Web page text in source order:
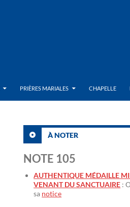
PRIÈRES MARIALES CHAPELLE
À NOTER
NOTE 105
AUTHENTIQUE MÉDAILLE
VENANT DU SANCTUAIRE :
sa notice